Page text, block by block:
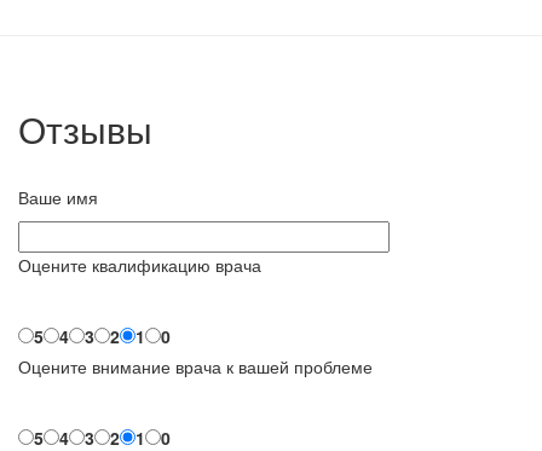
Отзывы
Ваше имя
Оцените квалификацию врача
5 4 3 2 1
0
Оцените внимание врача к вашей проблеме
5 4 3 2 1
0